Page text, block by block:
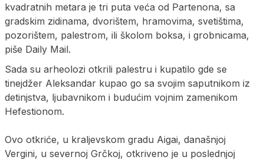
kvadratnih metara je tri puta veća od Partenona, sa
gradskim zidinama, dvorištem, hramovima, svetištima,
pozorištem, palestrom, ili školom boksa, i grobnicama,
piše Daily Mail.
Sada su arheolozi otkrili palestru i kupatilo gde se
tinejdžer Aleksandar kupao go sa svojim saputnikom iz
detinjstva, ljubavnikom i budućim vojnim zamenikom
Hefestionom.
Ovo otkriće, u kraljevskom gradu Aigai, današnjoj
Vergini, u severnoj Grčkoj, otkriveno je u poslednjoj